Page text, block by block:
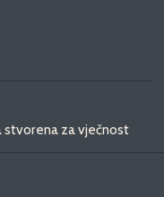
za vječnost